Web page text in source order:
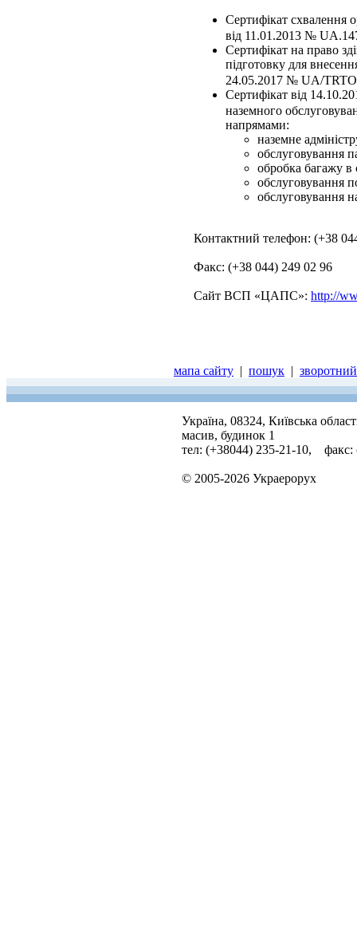
Сертифікат схвалення
від 11.01.2013 №
Сертифікат на право
підготовку для
24.05.2017 № UA/TRTO-
Сертифікат від
наземного
напрямами:
наземне
обслуговування
обробка багажу в
обслуговування
обслуговування
Контактний телефон: (+38
Факс: (+38 044) 249 02 96
Сайт ВСП «ЦАПС»: http://
мапа сайту | пошук |
Україна, 08324, Київська
масив, будинок 1
тел: (+38044) 235-21-10, факс:
© 2005-2026 Украерорух